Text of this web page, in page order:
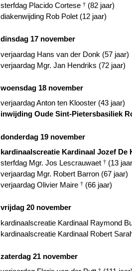
sterfdag Placido Cortese † (82 jaar)
diakenwijding Rob Polet (12 jaar)
dinsdag 17 november
verjaardag Hans van der Donk (57 jaar)
verjaardag Mgr. Jan Hendriks (72 jaar)
woensdag 18 november
verjaardag Anton ten Klooster (43 jaar)
inwijding Oude Sint-Pietersbasiliek
donderdag 19 november
kardinaalscreatie Kardinaal Jozef De
sterfdag Mgr. Jos Lescrauwaet † (13
verjaardag Mgr. Robert Barron (67 jaar)
verjaardag Olivier Maire † (66 jaar)
vrijdag 20 november
kardinaalscreatie Kardinaal Raymond
kardinaalscreatie Kardinaal Robert
zaterdag 21 november